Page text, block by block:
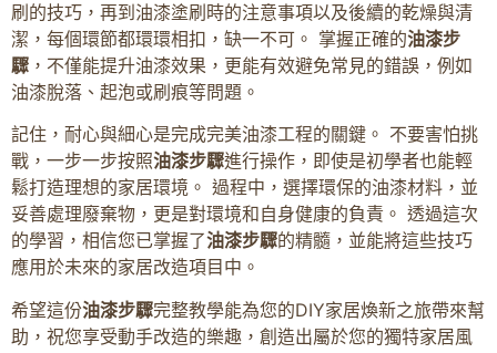
刷的技巧，再到油漆塗刷時的注意事項以及後續的乾燥與清
潔，每個環節都環環相扣，缺一不可。 掌握正確的油漆步
驟 ，不僅能提升油漆效果，更能有效避免常見的錯誤，例如
油漆脫落、起泡或刷痕等問題。
記住，耐心與細心是完成完美油漆工程的關鍵。 不要害怕挑
戰，一步一步按照油漆步驟進行操作，即使是初學者也能輕
鬆打造理想的家居環境。 過程中，選擇環保的油漆材料，並
妥善處理廢棄物，更是對環境和自身健康的負責。 透過這次
的學習，相信您已掌握了油漆步驟的精髓，並能將這些技巧
應用於未來的家居改造項目中。
希望這份油漆步驟完整教學能為您的DIY家居煥新之旅帶來幫
助，祝您享受動手改造的樂趣，創造出屬於您的獨特家居風